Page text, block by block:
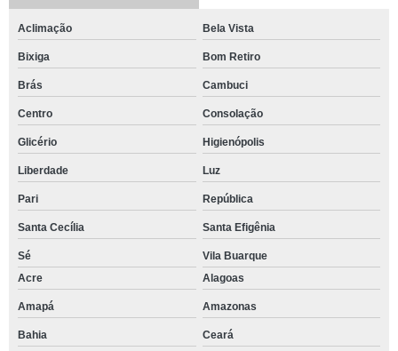
Aclimação Bela Vista
Bixiga Bom Retiro
Brás Cambuci
Centro Consolação
Glicério Higienópolis
Liberdade Luz
Pari República
Santa Cecília Santa Efigênia
Sé
Vila Buarque
Acre
Alagoas
Amapá Amazonas
Bahia Ceará